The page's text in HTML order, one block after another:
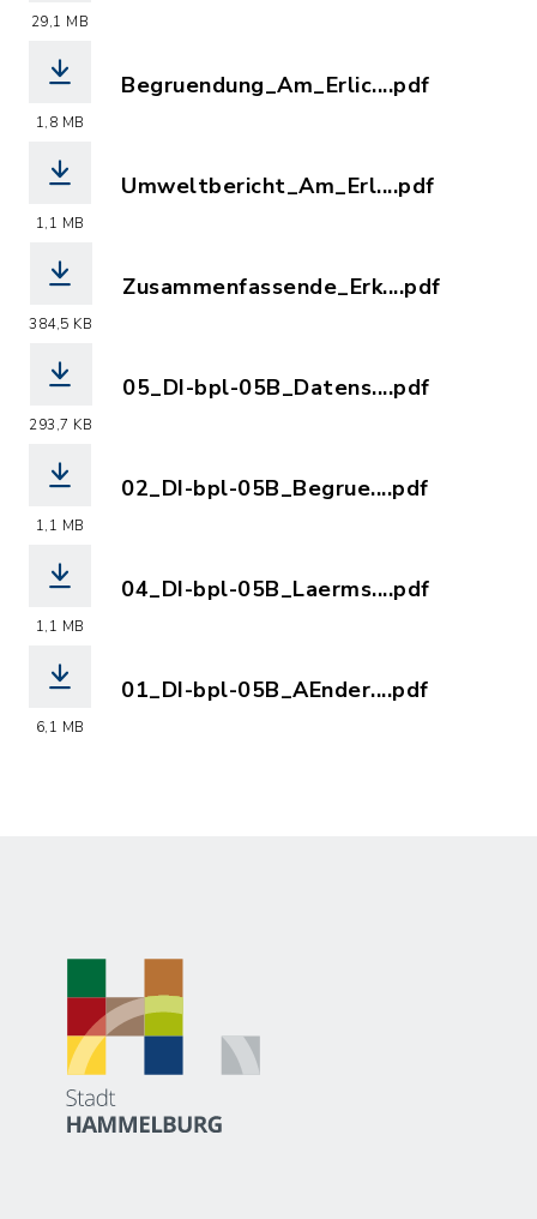
29,1 MB
1,8 MB
Begruendung_Am_Erlic....pdf
1,1 MB
Umweltbericht_Am_Erl....pdf
384,5 KB
Zusammenfassende_Erk....pdf
293,7 KB
05_DI-bpl-05B_Datens....pdf
1,1 MB
02_DI-bpl-05B_Begrue....pdf
1,1 MB
04_DI-bpl-05B_Laerms....pdf
6,1 MB
01_DI-bpl-05B_AEnder....pdf